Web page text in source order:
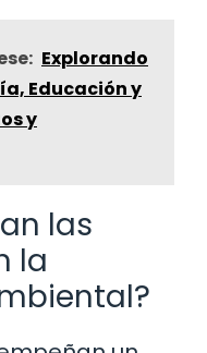
Explorando
Educación y
y
las
la